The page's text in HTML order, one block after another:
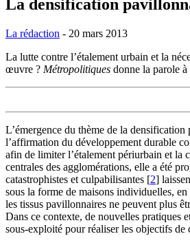
La densification
La rédaction - 20 mars 2013
La lutte contre l’étalement urbain et la
œuvre ? Métropolitiques donne la parole
L’émergence du thème de la
l’affirmation du développement durable
afin de limiter l’étalement périurbain et la
centrales des agglomérations, elle a été
catastrophistes et culpabilisantes [2]
sous la forme de maisons individuelles,
les tissus pavillonnaires ne peuvent plus
Dans ce contexte, de nouvelles pratiques
sous‑exploité pour réaliser les objectifs